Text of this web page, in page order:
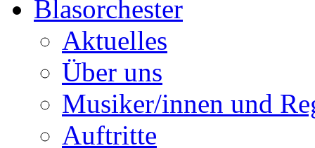
Blasorchester
Aktuelles
Über uns
Musiker/innen und
Auftritte